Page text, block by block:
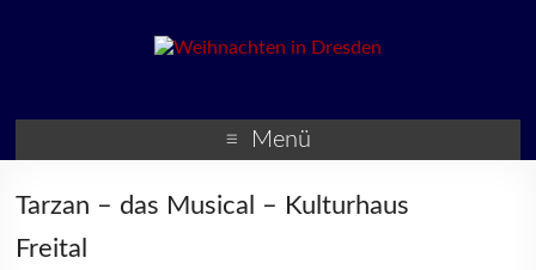
Veranstaltungen zur
Weihnachtszeit
Menü
Tarzan – das Musical – Kulturhaus
Freital